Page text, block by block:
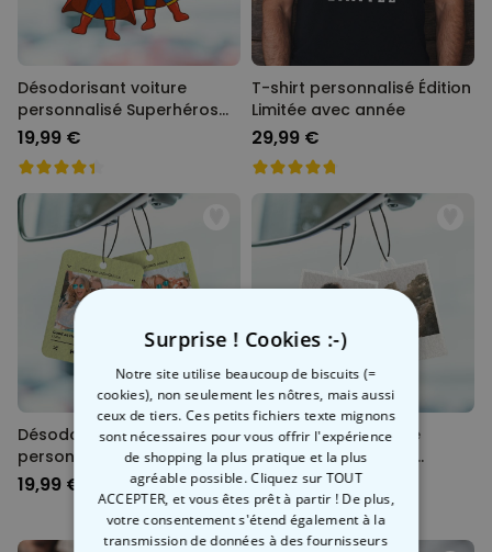
Désodorisant voiture
personnalisé Superhéros
avec visage - Lot de 2
19,99 €
T-shirt personnalisé Édition
Limitée avec année
29,99 €
Désodorisant voiture
personnalisé avec photo et
chanson - Lot de 2
19,99 €
Désodorisant voiture
personnalisé Design
Polaroïd - Lot de 2
19,99 €
Surprise ! Cookies :-)
Notre site utilise beaucoup de biscuits (=
cookies), non seulement les nôtres, mais aussi
ceux de tiers. Ces petits fichiers texte mignons
sont nécessaires pour vous offrir l'expérience
de shopping la plus pratique et la plus
agréable possible. Cliquez sur TOUT
ACCEPTER, et vous êtes prêt à partir ! De plus,
votre consentement s'étend également à la
transmission de données à des fournisseurs